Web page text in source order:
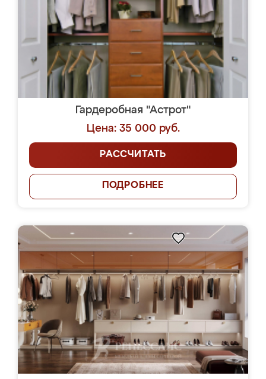
Гардеробная "Астрот"
Цена: 35 000 руб.
РАССЧИТАТЬ
ПОДРОБНЕЕ